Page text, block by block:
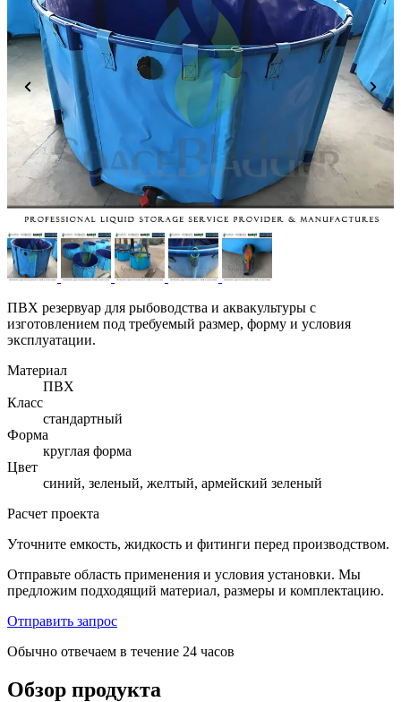
ПВХ резервуар для рыбоводства и аквакультуры с
изготовлением под требуемый размер, форму и условия
эксплуатации.
Материал
ПВХ
Класс
стандартный
Форма
круглая форма
Цвет
синий, зеленый, желтый, армейский зеленый
Расчет проекта
Уточните емкость, жидкость и фитинги перед производством.
Отправьте область применения и условия установки. Мы
предложим подходящий материал, размеры и комплектацию.
Отправить запрос
Обычно отвечаем в течение 24 часов
Обзор продукта